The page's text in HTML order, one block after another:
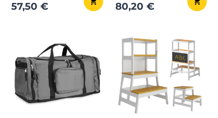
57,50 € 80,20 €